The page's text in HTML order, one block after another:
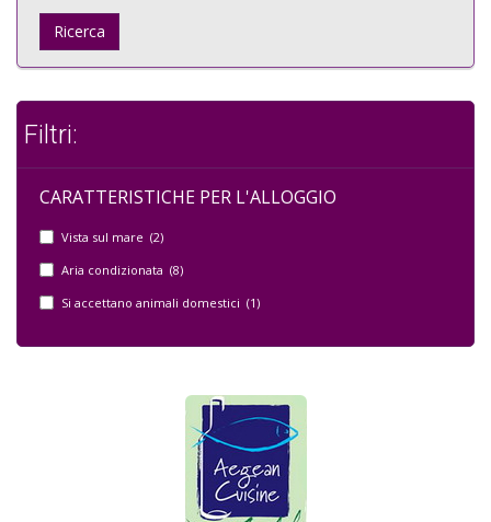
Ricerca
Filtri:
CARATTERISTICHE PER L'ALLOGGIO
Vista sul mare (2)
Aria condizionata (8)
Si accettano animali domestici (1)